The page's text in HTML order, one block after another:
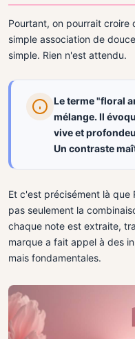
Pourtant, on pourrait
simple association de
simple. Rien n'est attendu.
Le terme "floral
mélange. Il
vive et
Un contraste
Et c'est précisément là que
pas seulement la
chaque note est extraite,
marque a fait appel à des
mais fondamentales.